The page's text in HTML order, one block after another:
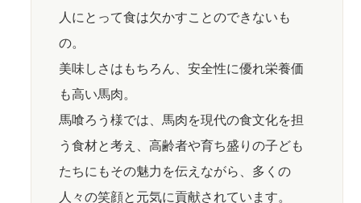
人にとって食は欠かすことのできないも
の。
美味しさはもちろん、安全性に優れ栄養価
も高い馬肉。
馬喰ろう様では、馬肉を現代の食文化を担
う食材と考え、高齢者や育ち盛りの子ども
たちにもその魅力を伝えながら、多くの
人々の笑顔と元気に貢献されています。